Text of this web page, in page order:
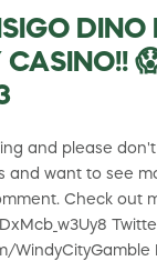
DINO
CASINO!!
and please
and want to see
Check out
WindyCityGamble